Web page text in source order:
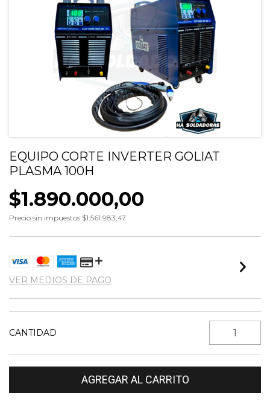
EQUIPO CORTE INVERTER GOLIAT
PLASMA 100H
$1.890.000,00
Precio sin impuestos $1.561.983,47
VER MEDIOS DE PAGO
CANTIDAD